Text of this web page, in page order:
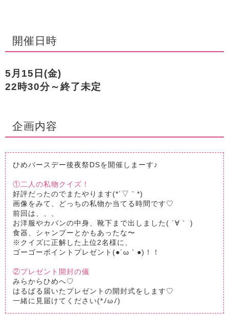
開催日時
5月15日(金)
22時30分～終了未定
企画内容
ひめバースデー後夜祭DSを開催しまーす♪
①二人の私物クイズ！
好評だったのでまたやります(*´▽｀*)
画像をみて、どっちの私物か当てる時間です♡
前回は、、、
お洋服やカバンの中身、靴下まで出しました( ´∀｀ )
食器、シャンプーとかもあったな〜
※クイズに正解した上位2名様に、
ゴーゴーポイントプレゼント(●´ω｀●)！！
②プレゼント開封の儀
みらからひめへ♡
はるばる届いたプレゼントの開封式をします♡
一緒に見届けてください(*ﾉωﾉ)